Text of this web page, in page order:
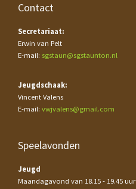
Contact
Secretariaat:
Erwin van Pelt
E-mail: sgstaun@sgstaunton.nl
Jeugdschaak:
Vincent Valens
E-mail: vwjvalens@gmail.com
Speelavonden
Jeugd
Maandagavond van 18.15 - 19.45 uur